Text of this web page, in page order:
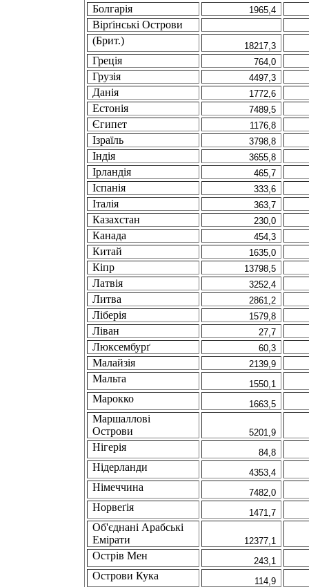
Болгарiя 1965,4
Вiрґiнськi Острови
(Брит.)
18217,3
Грецiя 764,0
Грузiя 4497,3
Данiя 1772,6
Естонiя 7489,5
Єгипет 1176,8
Iзраїль 3798,8
Iндiя 3655,8
Iрландiя 465,7
Iспанiя 333,6
Iталiя 363,7
Казахстан 230,0
Канада 454,3
Китай 1635,0
Кiпр 13798,5
Латвiя 3252,4
Литва 2861,2
Лiберiя 1579,8
Лiван 27,7
Люксембурґ 60,3
Малайзiя 2139,9
Мальта 1550,1
Марокко 1663,5
Маршалловi
Острови
5201,9
Нiгерiя 84,8
Нiдерланди 4353,4
Нiмеччина 7482,0
Норвеґія 1471,7
Oб'єднанi Арабськi
Емiрати
12377,1
Острів Мен 243,1
Острови Кука 114,9